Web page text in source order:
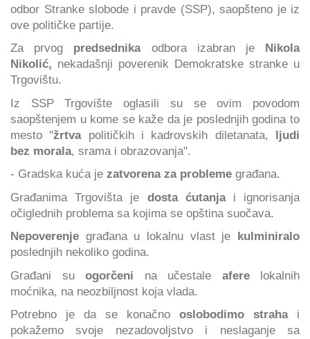
odbor Stranke slobode i pravde (SSP), saopšteno je iz
ove političke partije.
Za prvog predsednikaodbora izabran je
Nikola
Nikolić, nekadašnji poverenik Demokratske stranke u
Trgovištu.
Iz SSP Trgovište oglasili su se ovim povodom
saopštenjem u kome se kaže da je poslednjih godina to
mesto "žrtvapolitičkih i kadrovskih diletanata, ljudi
bez morala, srama i obrazovanja".
- Gradska kuća je zatvorena za probleme građana.
Građanima Trgovišta je dosta ćutanjai ignorisanja
očiglednih problema sa kojima se opština suočava.
Nepoverenje građana u lokalnu vlast je
kulminiralo
poslednjih nekoliko godina.
Građani su ogorčeni na učestale aferelokalnih
moćnika, na neozbiljnost koja vlada.
Potrebno je da se konačno oslobodimo strahai
pokažemo svoje nezadovoljstvo i neslaganje sa